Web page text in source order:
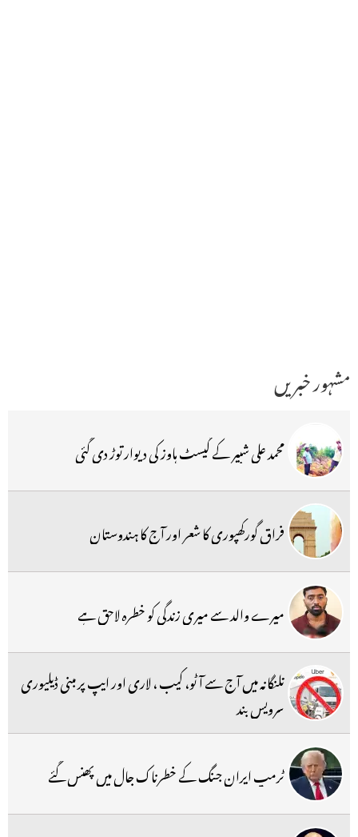
مشہور خبریں
محمد علی شبیر کے گیسٹ ہاوز کی دیوار توڑ دی گئی
فراق گورکھپوری کا شعر اور آج کا ہندوستان
میرے والد سے میری زندگی کو خطرہ لاحق ہے
تلنگانہ میں آج سے آٹو، کیب ، لاری اور ایپ پر مبنی ڈیلیوری
سرویس بند
ٹرمپ ایران جنگ کے خطرناک جال میں پھنس گئے